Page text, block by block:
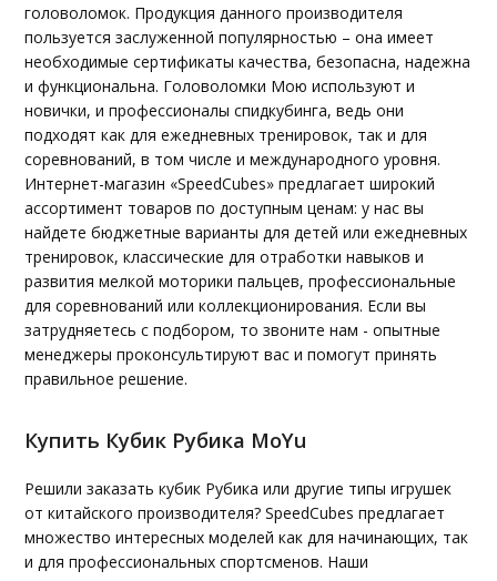
головоломок. Продукция данного производителя
пользуется заслуженной популярностью – она имеет
необходимые сертификаты качества, безопасна, надежна
и функциональна. Головоломки Мою используют и
новички, и профессионалы спидкубинга, ведь они
подходят как для ежедневных тренировок, так и для
соревнований, в том числе и международного уровня.
Интернет-магазин «SpeedCubes» предлагает широкий
ассортимент товаров по доступным ценам: у нас вы
найдете бюджетные варианты для детей или ежедневных
тренировок, классические для отработки навыков и
развития мелкой моторики пальцев, профессиональные
для соревнований или коллекционирования. Если вы
затрудняетесь с подбором, то звоните нам - опытные
менеджеры проконсультируют вас и помогут принять
правильное решение.
Купить Кубик Рубика MoYu
Решили заказать кубик Рубика или другие типы игрушек
от китайского производителя? SpeedCubes предлагает
множество интересных моделей как для начинающих, так
и для профессиональных спортсменов. Наши